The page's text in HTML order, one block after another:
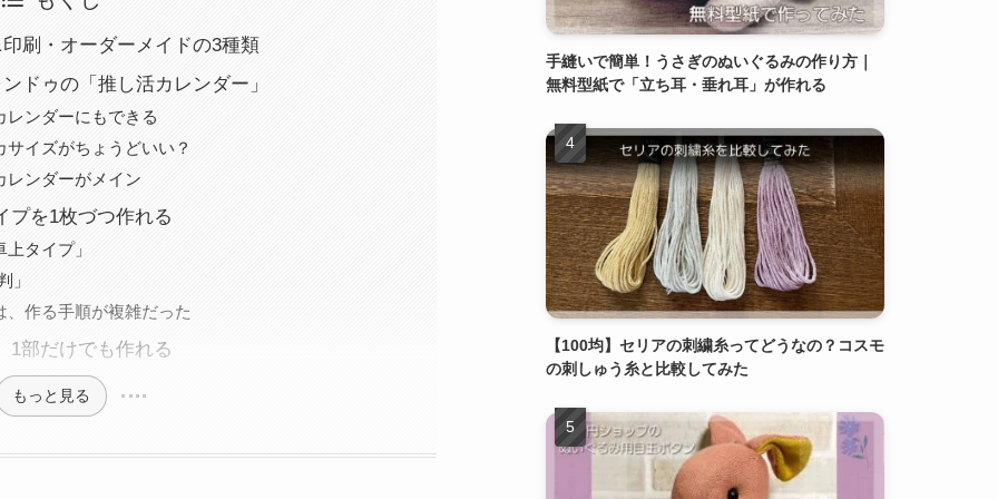
刷・オーダーメイドの3種類
ドゥの「推し活カレンダー」
レンダーにもできる
イズがちょうどいい？
レンダーがメイン
プを1枚づつ作れる
タイプ」
」
作る手順が複雑だった
1部だけでも作れる
もっと見る
手縫いで簡単！うさぎのぬいぐるみの作り方｜
無料型紙で「立ち耳・垂れ耳」が作れる
【100均】セリアの刺繍糸ってどうなの？コスモ
の刺しゅう糸と比較してみた